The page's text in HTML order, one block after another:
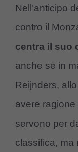
Nell’anticipo
contro il
centra il suo
anche se in
Reijnders,
avere ragione
servono per
classifica, ma